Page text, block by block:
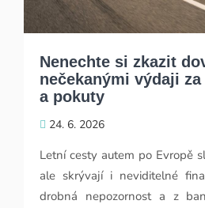
Nenechte si zkazit
nečekanými výdaji
a pokuty
24. 6. 2026
Letní cesty autem po Evropě
ale skrývají i neviditelné
drobná nepozornost a z